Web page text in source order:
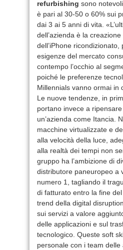
refurbishing sono
è pari al 30-50 o 60% sui
dai 3 ai 5 anni di vita.
dell’azienda è la
dell’iPhone
esigenze del mercato
contempo l’occhio al
poiché le preferenze
Millennials vanno ormai in
Le nuove tendenze, in
portano invece a
un’azienda come Itancia.
macchine virtualizzate e
alla velocità della luce,
alla realtà dei tempi non
gruppo ha l’ambizione di
distributore paneuropeo a
numero 1, tagliando il
di fatturato entro la fine
trend della digital
sui servizi a valore
delle applicazioni e sul
tecnologico. Queste soft
personale con i team delle